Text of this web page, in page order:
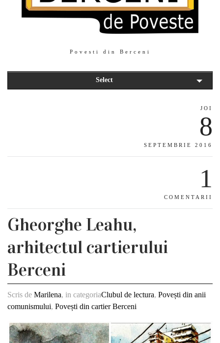
Povesti din Berceni
Select
JOI
8
SEPTEMBRIE 2016
1
COMENTARII
Gheorghe Leahu,
arhitectul cartierului
Berceni
Scris de Marilena, in categoriaClubul de lectura, Povești din anii
comunismului, Povești din cartier Berceni